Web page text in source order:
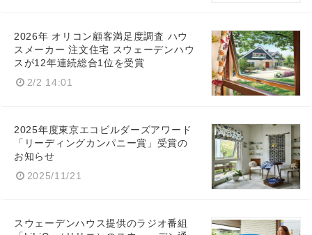
2026年 オリコン顧客満足度調査 ハウ
スメーカー 注文住宅 スウェーデンハウ
スが12年連続総合1位を受賞
2/2 14:01
2025年度東京エコビルダーズアワード
「リーディングカンパニー賞」受賞の
お知らせ
2025/11/21
スウェーデンハウス提供のラジオ番組